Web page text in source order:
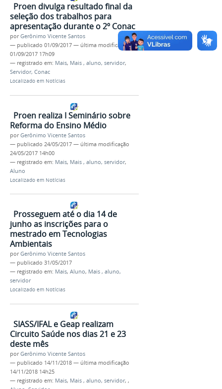
Proen divulga resultado final da
seleção dos trabalhos para
apresentação durante o 2º Conac
porGerônimo Vicente Santos
— publicado 01/09/2017 — última modificação
01/09/2017 17h09
— registrado em: Mais, Mais , aluno, servidor,
Servidor, Conac
Localizado em Notícias
Proen realiza I Seminário sobre
Reforma do Ensino Médio
porGerônimo Vicente Santos
— publicado 24/05/2017 — última modificação
24/05/2017 14h00
— registrado em: Mais, Mais , aluno, servidor,
Aluno
Localizado em Notícias
Prosseguem até o dia 14 de
junho as inscrições para o
mestrado em Tecnologias
Ambientais
porGerônimo Vicente Santos
— publicado 31/05/2017
— registrado em: Mais, Aluno, Mais , aluno,
servidor
Localizado em Notícias
SIASS/IFAL e Geap realizam
Circuito Saúde nos dias 21 e 23
deste mês
porGerônimo Vicente Santos
— publicado 14/11/2018 — última modificação
14/11/2018 14h25
— registrado em: Mais, Mais , aluno, servidor, ,